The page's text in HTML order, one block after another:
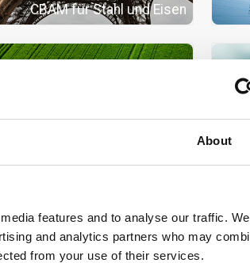
About
features and to analyse our traffic.
and analytics partners who may
from your use of their services.
CBAM für Stahl und Eisen
Emissionen am größten ist.